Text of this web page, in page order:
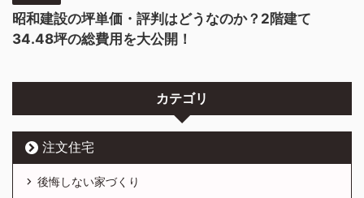
昭和建設の坪単価・評判はどうなのか？2階建て
34.48坪の総費用を大公開！
カテゴリ
注文住宅
後悔しない家づくり